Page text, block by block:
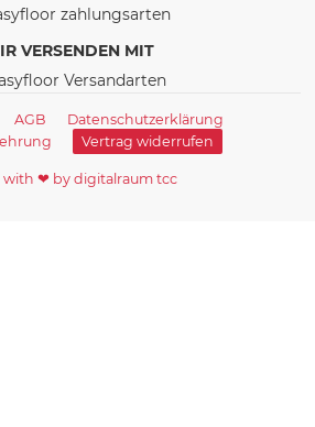
VERSENDEN MIT
AGB
Datenschutzerklärung
Vertrag widerrufen
with ❤ by digitalraum tcc